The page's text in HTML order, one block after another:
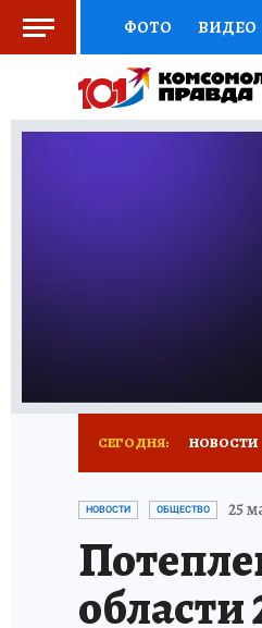
ФОТО ВИДЕО
ВЫБОР
СЕГОДНЯ: НОВОСТИ
НОВОСТИ ОБЩЕСТВО 25
области